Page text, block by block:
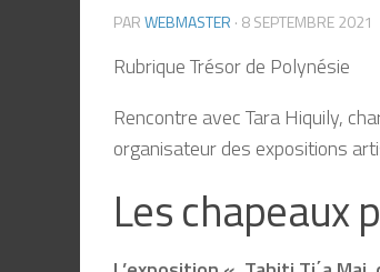
PARWEBMASTER · 8 SEPTEMBRE 2021
Rubrique Trésor de Polynésie
Rencontre avec Tara Hiquily,
organisateur des expositions
Les chapeaux